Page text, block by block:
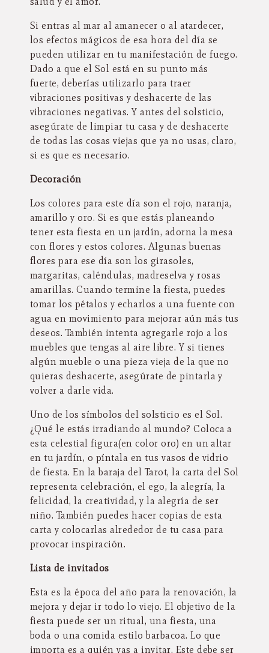
Si entras al mar al amanecer o al atardecer,
los efectos mágicos de esa hora del día se
pueden utilizar en tu manifestación de fuego.
Dado a que el Sol está en su punto más
fuerte, deberías utilizarlo para traer
vibraciones positivas y deshacerte de las
vibraciones negativas. Y antes del solsticio,
asegúrate de limpiar tu casa y de deshacerte
de todas las cosas viejas que ya no usas, claro,
si es que es necesario.
Decoración
Los colores para este día son el rojo, naranja,
amarillo y oro. Si es que estás planeando
tener esta fiesta en un jardín, adorna la mesa
con flores y estos colores. Algunas buenas
flores para ese día son los girasoles,
margaritas, caléndulas, madreselva y rosas
amarillas. Cuando termine la fiesta, puedes
tomar los pétalos y echarlos a una fuente con
agua en movimiento para mejorar aún más tus
deseos. También intenta agregarle rojo a los
muebles que tengas al aire libre. Y si tienes
algún mueble o una pieza vieja de la que no
quieras deshacerte, asegúrate de pintarla y
volver a darle vida.
Uno de los símbolos del solsticio es el Sol.
¿Qué le estás irradiando al mundo? Coloca a
esta celestial figura(en color oro) en un altar
en tu jardín, o píntala en tus vasos de vidrio
de fiesta. En la baraja del Tarot, la carta del Sol
representa celebración, el ego, la alegría, la
felicidad, la creatividad, y la alegría de ser
niño. También puedes hacer copias de esta
carta y colocarlas alrededor de tu casa para
provocar inspiración.
Lista de invitados
Esta es la época del año para la renovación, la
mejora y dejar ir todo lo viejo. El objetivo de la
fiesta puede ser un ritual, una fiesta, una
boda o una comida estilo barbacoa. Lo que
importa es a quién vas a invitar. Este debe ser